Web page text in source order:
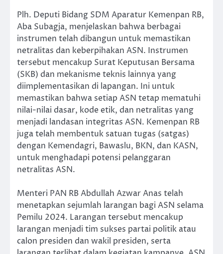
Plh. Deputi Bidang SDM Aparatur Kemenpan RB,
Aba Subagja, menjelaskan bahwa berbagai
instrumen telah dibangun untuk memastikan
netralitas dan keberpihakan ASN. Instrumen
tersebut mencakup Surat Keputusan Bersama
(SKB) dan mekanisme teknis lainnya yang
diimplementasikan di lapangan. Ini untuk
memastikan bahwa setiap ASN tetap mematuhi
nilai-nilai dasar, kode etik, dan netralitas yang
menjadi landasan integritas ASN. Kemenpan RB
juga telah membentuk satuan tugas (satgas)
dengan Kemendagri, Bawaslu, BKN, dan KASN,
untuk menghadapi potensi pelanggaran
netralitas ASN.
Menteri PAN RB Abdullah Azwar Anas telah
menetapkan sejumlah larangan bagi ASN selama
Pemilu 2024. Larangan tersebut mencakup
larangan menjadi tim sukses partai politik atau
calon presiden dan wakil presiden, serta